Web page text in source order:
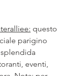
questo
parigino
eventi,